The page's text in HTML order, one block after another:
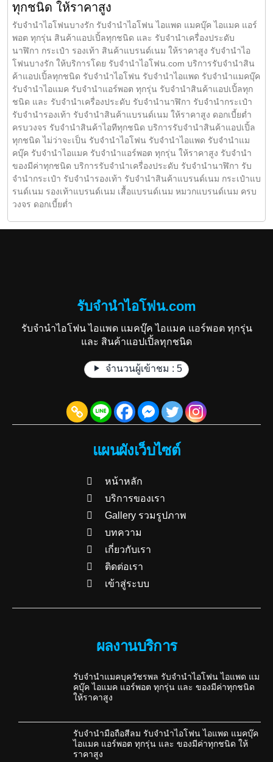
ทุกชนิด ให้ราคาสูง
รับจำนำไอโฟนบางรัก รับจำนำไอโฟน ไอแพด แมคบุ๊ค ไอแมค แอร์
พอต ทุกรุ่น สินค้าแอปเปิ้ลทุกชนิด และ รับจำนำเครื่องประดับ
นาฬิกา กระเป๋า รองเท้า สินค้าแบรนด์เนม ให้ราคาสูง รับจำนำไอ
โฟนบางรัก ให้บริการโดย รับจํานําไอโฟน.com บริการรับจำนำสิน
ค้าแอปเปิ้ลทุกชนิด รับจำนำไอโฟน รับจำนำไอแพด รับจำนำแมคบุ๊ค
รับจำนำไอแมค รับจำนำแอร์พอต ทุกรุ่น รับจำนำสินค้าแอปเปิ้ลทุก
ชนิด และ รับจำนำเครื่องประดับ รับจำนำนาฬิกา รับจำนำกระเป๋า
รับจำนำรองเท้า รับจำนำสินค้าแบรนด์เนม ให้ราคาสูง ดอกเบี้ยต่ำ
ครบวงจร รับจำนำสินค้าไอทีทุกชนิด บริการรับจำนำสินค้าแอปเปิ้ล
ทุกชนิด ไม่ว่าจะเป็น รับจำนำไอโฟน รับจำนำไอแพด รับจำนำแม
คบุ๊ค รับจำนำไอแมค รับจำนำแอร์พอต ทุกรุ่น ให้ราคาสูง รับจำนำ
ของมีค่าทุกชนิด บริการรับจำนำเครื่องประดับ รับจำนำนาฬิกา รับ
จำนำกระเป๋า รับจำนำรองเท้า รับจำนำสินค้าแบรนด์เนม กระเป๋าแบ
รนด์เนม รองเท้าแบรนด์เนม เสื้อแบรนด์เนม หมวกแบรนด์เนม ครบ
วงจร ดอกเบี้ยต่ำ
รับจำนำไอโฟน.com
รับจำนำไอโฟน ไอแพด แมคบุ๊ค ไอแมค แอร์พอต ทุกรุ่น
และ สินค้าแอปเปิ้ลทุกชนิด
จำนวนผู้เข้าชม : 5
แผนผังเว็บไซต์
หน้าหลัก
บริการของเรา
Gallery รวมรูปภาพ
บทความ
เกี่ยวกับเรา
ติดต่อเรา
เข้าสู่ระบบ
ผลงานบริการ
รับจำนำแมคบุควัชรพล รับจำนำไอโฟน ไอแพด แม
คบุ๊ค ไอแมค แอร์พอต ทุกรุ่น และ ของมีค่าทุกชนิด
ให้ราคาสูง
รับจำนำมือถือสีลม รับจำนำไอโฟน ไอแพด แมคบุ๊ค
ไอแมค แอร์พอต ทุกรุ่น และ ของมีค่าทุกชนิด ให้
ราคาสูง